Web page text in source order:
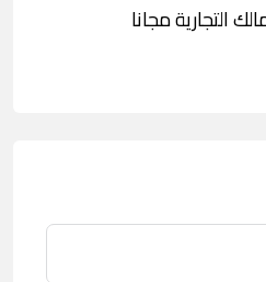
التجارية مجانا